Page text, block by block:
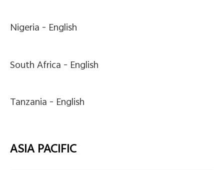
Nigeria - English
South Africa - English
Tanzania - English
ASIA PACIFIC